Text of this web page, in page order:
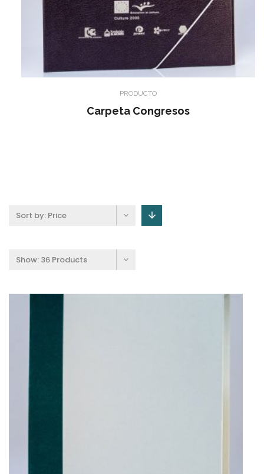
PRODUCTO
Carpeta Congresos
Sort by: Price
Show: 36 Products